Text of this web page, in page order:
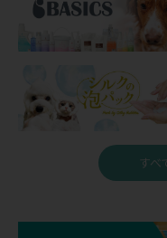
す